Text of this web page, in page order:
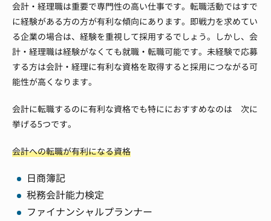
会計・経理職は重要で専門性の高い仕事です。転職活動ではすで
に経験がある方の方が有利な傾向にあります。即戦力を求めてい
る企業の場合は、経験を重視して採用するでしょう。しかし、会
計・経理職は経験がなくても就職・転職可能です。未経験で応募
する方は会計・経理に有利な資格を取得すると採用につながる可
能性が高くなります。
会計に転職するのに有利な資格でも特ににおすすめなのは 次に
挙げる5つです。
会計への転職が有利になる資格
日商簿記
税務会計能力検定
ファイナンシャルプランナー